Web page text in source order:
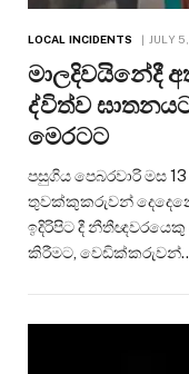
LOCAL INCIDENTS JULY
මාලදිවයිනේදී
ද්විත්ව
මෙරටට
පසුගිය පෙබරවාරි මස
තුවක්කුකරුවන්
ඉදිරිපිට දී නීතීඥවරයෙකු
කිරීමට,